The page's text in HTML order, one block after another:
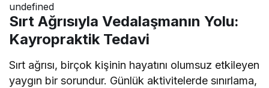
undefined
Sırt Ağrısıyla Vedalaşmanın Yolu:
Kayropraktik Tedavi
Sırt ağrısı, birçok kişinin hayatını olumsuz etkileyen
yaygın bir sorundur. Günlük aktivitelerde sınırlama,